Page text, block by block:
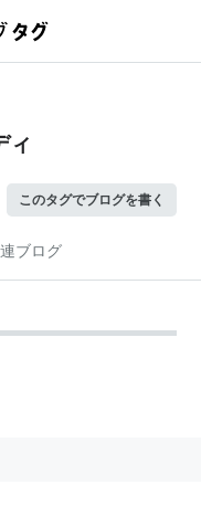
ィ
このタグでブログを書く
ブログ